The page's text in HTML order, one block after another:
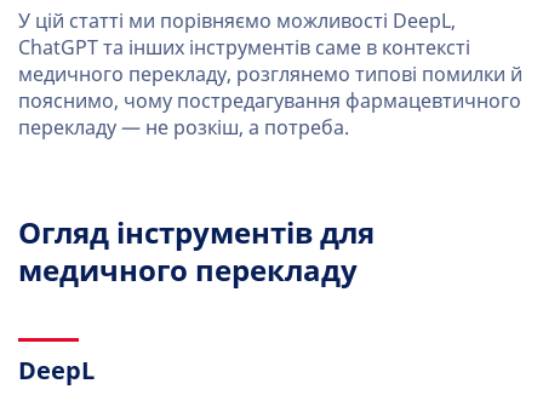
У цій статті ми порівняємо можливості DeepL,
ChatGPT та інших інструментів саме в контексті
медичного перекладу, розглянемо типові помилки й
пояснимо, чому постредагування фармацевтичного
перекладу — не розкіш, а потреба.
Огляд інструментів для
медичного перекладу
DeepL